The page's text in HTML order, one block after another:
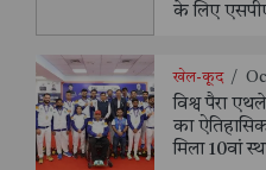
के लिए
खेल-कूद /
विश्व पैरा
का
मिला 10वां